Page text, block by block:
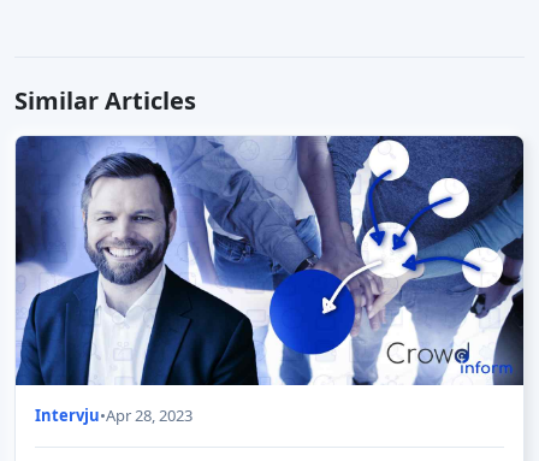
Similar Articles
Intervju•Apr 28, 2023